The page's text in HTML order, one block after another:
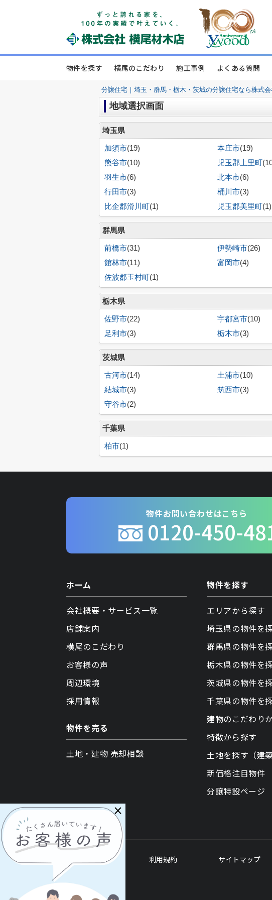
物件を探す 横尾のこだわり 施工事例 よくある質問
×
分譲住宅｜埼玉・群馬・栃木・茨城の分譲住宅なら株式
地域選択画面
埼玉県
加須市(19) 本庄市(19)
熊谷市(10) 児玉郡上里町
羽生市(6) 北本市(6)
行田市(3) 桶川市(3)
比企郡滑川町(1) 児玉郡美里町(1)
群馬県
前橋市(31) 伊勢崎市(26)
館林市(11) 富岡市(4)
佐波郡玉村町(1)
栃木県
佐野市(22) 宇都宮市(10)
足利市(3) 栃木市(3)
茨城県
古河市(14) 土浦市(10)
結城市(3) 筑西市(3)
守谷市(2)
千葉県
柏市(1)
物件お問い合わせはこちら
0120-450-
ホーム
会社概要・サービス一覧
店舗案内
横尾のこだわり
お客様の声
周辺環境
採用情報
物件を売る
土地・建物 売却相談
物件を探す
エリアから探す
埼玉県の物件を
群馬県の物件を
栃木県の物件を
茨城県の物件を
千葉県の物件を
建物のこだわり
特徴から探す
土地を探す（建
新価格注目物件
分譲特設ページ
各種ポリシー 利用規約 サイトマップ